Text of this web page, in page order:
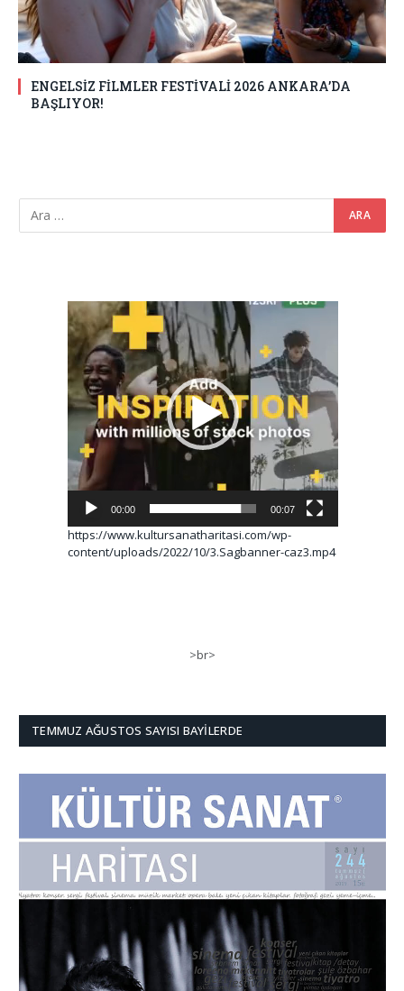
ENGELSİZ FİLMLER FESTİVALİ 2026 ANKARA’DA
BAŞLIYOR!
Video
oynatıcı
00:00 00:07
https://www.kultursanatharitasi.com/wp-
content/uploads/2022/10/3.Sagbanner-caz3.mp4
>br>
TEMMUZ AĞUSTOS SAYISI BAYILERDE